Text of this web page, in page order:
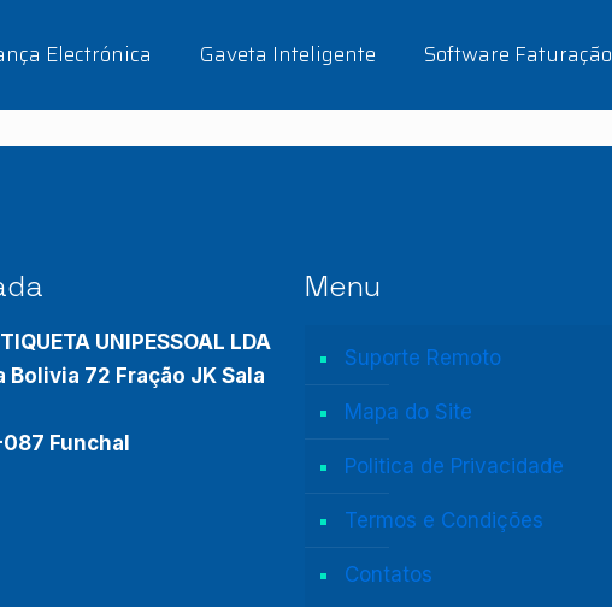
Electrónica Gaveta Inteligente Software Faturação
UNIPESSOAL LDA
Bolivia 72 Fração JK Sala
Funchal
Menu
Suporte Remoto
Mapa do Site
Politica de Privacidade
Termos e Condições
Contatos